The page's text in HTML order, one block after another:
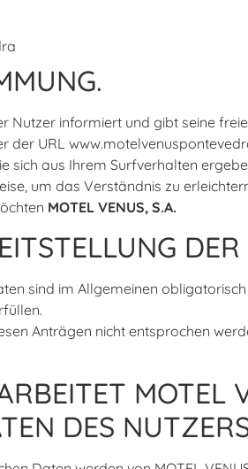
Nutzer informiert und gibt seine
der URL
sich aus Ihrem Surfverhalten
um das Verständnis zu
MOTEL VENUS, S.A.
DER
sind im Allgemeinen
Anträgen nicht entsprochen
MOTEL
DES